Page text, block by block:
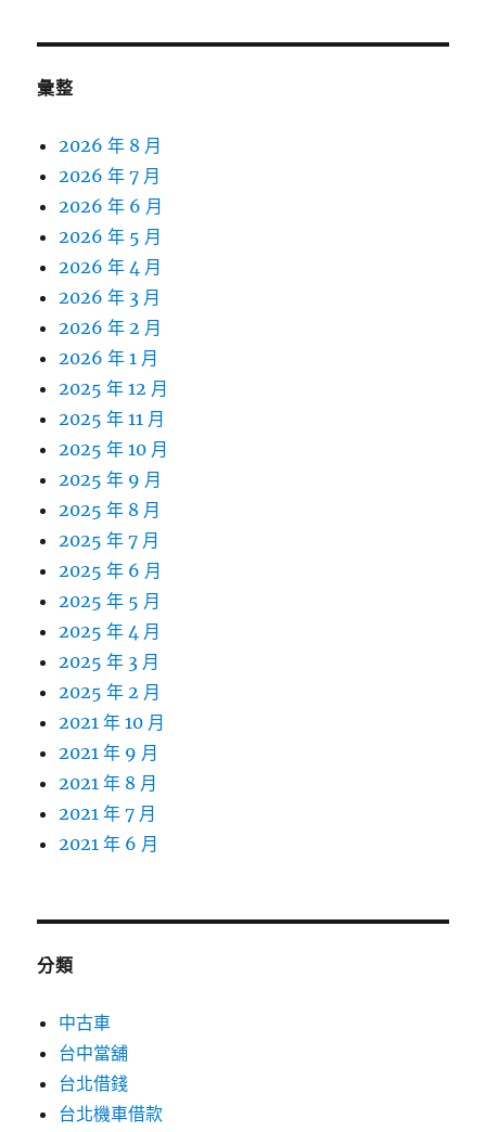
彙整
2026 年 8 月
2026 年 7 月
2026 年 6 月
2026 年 5 月
2026 年 4 月
2026 年 3 月
2026 年 2 月
2026 年 1 月
2025 年 12 月
2025 年 11 月
2025 年 10 月
2025 年 9 月
2025 年 8 月
2025 年 7 月
2025 年 6 月
2025 年 5 月
2025 年 4 月
2025 年 3 月
2025 年 2 月
2021 年 10 月
2021 年 9 月
2021 年 8 月
2021 年 7 月
2021 年 6 月
分類
中古車
台中當舖
台北借錢
台北機車借款